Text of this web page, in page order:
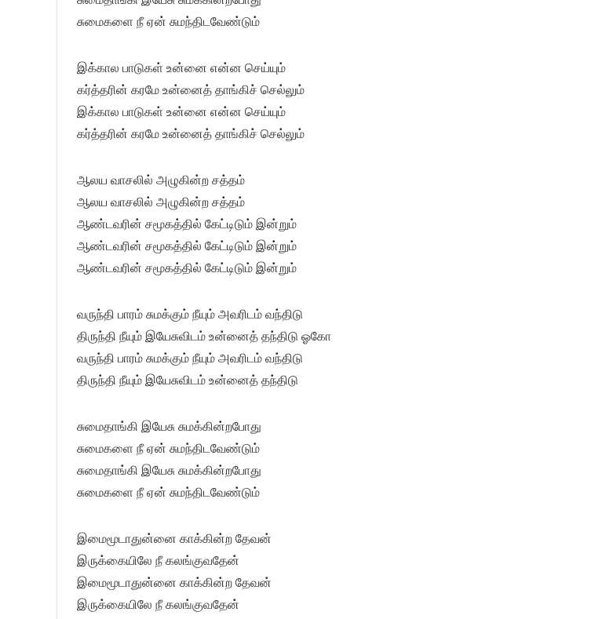
சுமைகளை நீ ஏன் சுமந்திடவேண்டும்
இக்கால பாடுகள் உன்னை என்ன செய்யும்
கர்த்தரின் கரமே உன்னைத் தாங்கிச் செல்லும்
இக்கால பாடுகள் உன்னை என்ன செய்யும்
கர்த்தரின் கரமே உன்னைத் தாங்கிச் செல்லும்
ஆலய வாசலில் அழுகின்ற சத்தம்
ஆலய வாசலில் அழுகின்ற சத்தம்
ஆண்டவரின் சமூகத்தில் கேட்டிடும் இன்றும்
ஆண்டவரின் சமூகத்தில் கேட்டிடும் இன்றும்
ஆண்டவரின் சமூகத்தில் கேட்டிடும் இன்றும்
வருந்தி பாரம் சுமக்கும் நீயும் அவரிடம் வந்திடு
திருந்தி நீயும் இயேசுவிடம் உன்னைத் தந்திடு ஓகோ
வருந்தி பாரம் சுமக்கும் நீயும் அவரிடம் வந்திடு
திருந்தி நீயும் இயேசுவிடம் உன்னைத் தந்திடு
சுமைதாங்கி இயேசு சுமக்கின்றபோது
சுமைகளை நீ ஏன் சுமந்திடவேண்டும்
சுமைதாங்கி இயேசு சுமக்கின்றபோது
சுமைகளை நீ ஏன் சுமந்திடவேண்டும்
இமைமூடாதுன்னை காக்கின்ற தேவன்
இருக்கையிலே நீ கலங்குவதேன்
இமைமூடாதுன்னை காக்கின்ற தேவன்
இருக்கையிலே நீ கலங்குவதேன்